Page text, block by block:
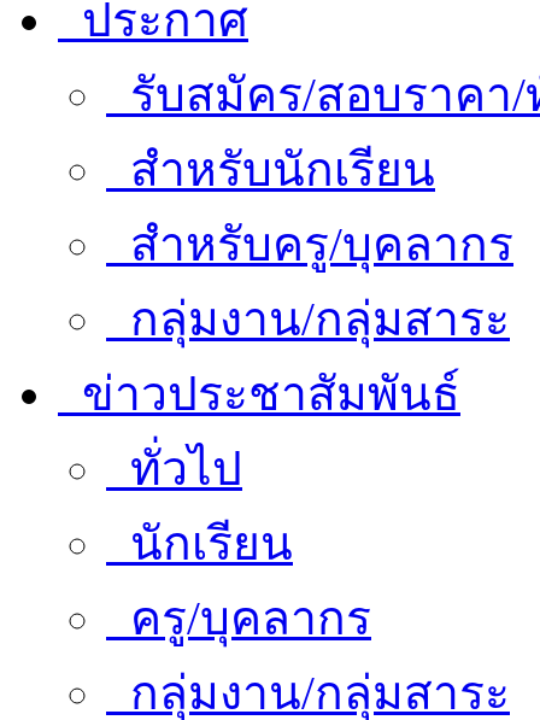
ประกาศ
รับสมัคร/สอบราคา/
สำหรับนักเรียน
สำหรับครู/บุคลากร
กลุ่มงาน/กลุ่มสาระ
ข่าวประชาสัมพันธ์
ทั่วไป
นักเรียน
ครู/บุคลากร
กลุ่มงาน/กลุ่มสาระ